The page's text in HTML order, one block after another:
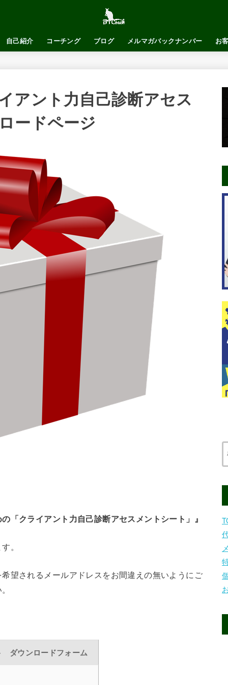
自己紹介 コーチング ブログ メルマガバックナンバー お
アント力自己診断アセス
ードページ
「クライアント力自己診断アセスメントシート」』
。
望されるメールアドレスをお間違えの無いようにご
ダウンロードフォーム